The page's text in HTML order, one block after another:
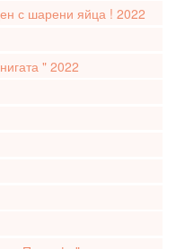
с шарени яйца ! 2022
" 2022